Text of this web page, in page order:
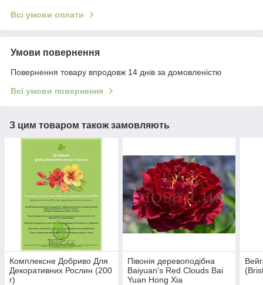
Всі умови оплати
Умови повернення
Повернення товару впродовж 14 днів за домовленістю
Всі умови повернення
З цим товаром також замовляють
Комплексне Добриво Для
Декоративних Рослин (200
г)
Півонія деревоподібна
Baiyuan's Red Clouds Bai
Yuan Hong Xia